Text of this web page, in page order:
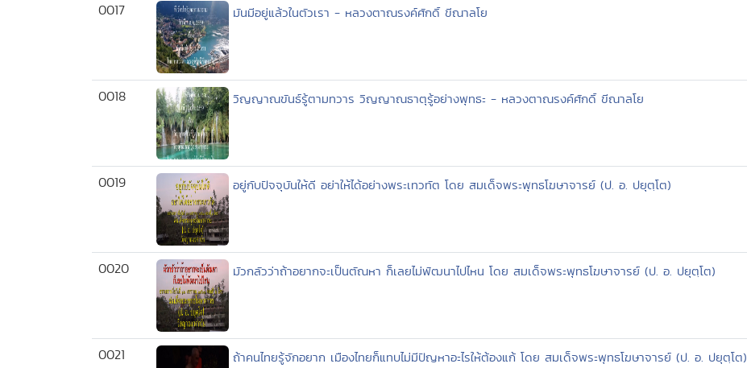
0017 มันมีอยู่แล้วในตัวเรา - หลวงตาณรงค์ศักดิ์ ขีณาลโย
0018 วิญญาณขันธ์รู้ตามทวาร วิญญาณธาตุรู้อย่างพุทธะ - หลวงตาณรงค์ศักดิ์ ขีณาลโย
0019 อยู่กับปัจจุบันให้ดี อย่าให้ได้อย่างพระเทวทัต โดย สมเด็จพระพุทธโฆษาจารย์ (ป. อ. ปยุตฺโต)
0020 มัวกลัวว่าถ้าอยากจะเป็นตัณหา ก็เลยไม่พัฒนาไปไหน โดย สมเด็จพระพุทธโฆษาจารย์ (ป. อ. ปยุตฺโต)
0021 ถ้าคนไทยรู้จักอยาก เมืองไทยก็แทบไม่มีปัญหาอะไรให้ต้องแก้ โดย สมเด็จพระพุทธโฆษาจารย์ (ป. อ. ปยุตฺโต)